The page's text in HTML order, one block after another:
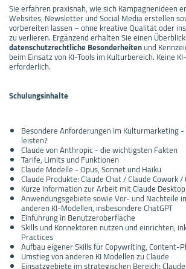
Sie erfahren praxisnah, wie sich Kampagnenideen
Websites, Newsletter und Social Media erstellen
vorbereiten lassen – ohne kreative Qualität oder
zu verlieren. Ergänzend erhalten Sie einen
datenschutzrechtliche Besonderheitenund
beim Einsatz von KI-Tools im Kulturbereich. Keine
erforderlich.
Schulungsinhalte
Besondere Anforderungen im Kulturmarketing -
leisten?
Claude von Anthropic - die wichtigsten Fakten
Tarife, Limits und Funktionen
Claude Modelle - Opus, Sonnet und Haiku
Claude Produkte: Claude Chat / Claude Cowork /
Kurze Information zur Arbeit mit Claude Desktop
Anwendungsgebiete sowie Vor- und Nachteile
anderen KI-Modellen, insbesondere ChatGPT
Einführung in Benutzeroberfläche
Skills und Konnektoren nutzen und einrichten,
Practices
Aufbau eigener Skills für Copywriting, Content-
Umstieg von anderen KI Modellen zu Claude
Einsatzgebiete im strategischen Bereich: